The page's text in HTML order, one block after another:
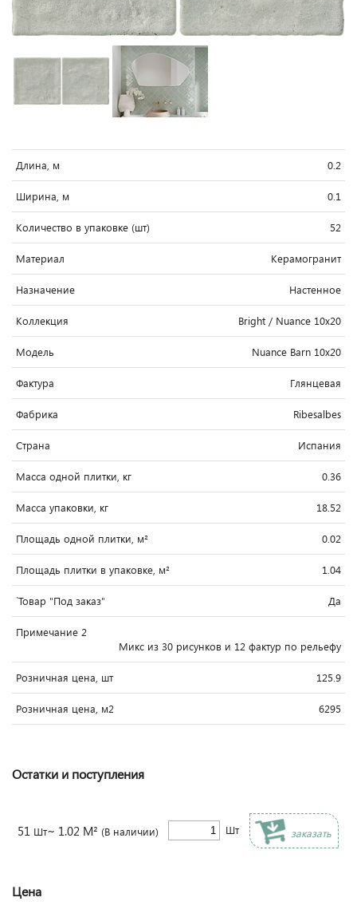
Длина, м 0.2
Ширина, м 0.1
Количество в упаковке (шт) 52
Материал Керамогранит
Назначение Настенное
Коллекция Bright / Nuance 10x20
Модель Nuance Barn 10x20
Фактура Глянцевая
Фабрика Ribesalbes
Страна Испания
Масса одной плитки, кг 0.36
Масса упаковки, кг 18.52
Площадь одной плитки, м² 0.02
Площадь плитки в упаковке, м² 1.04
`Товар "Под заказ" Да
Примечание 2
Микс из 30 рисунков и 12 фактур по рельефу
Розничная цена, шт 125.9
Розничная цена, м2 6295
Остатки и поступления
51 Шт~ 1.02 М² (В наличии) Шт заказать
Цена